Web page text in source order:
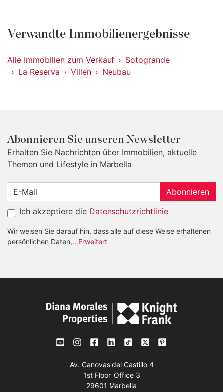
Verwandte Immobilienergebnisse
Alle Immobilien zum Verkauf
Sotogrande
La Reserva
Villen Neubau
Abonnieren Sie unseren Newsletter
Erhalten Sie Nachrichten über Immobilien, aktuelle
Themen und Lifestyle in Marbella
Abonnieren
Ich akzeptiere die Datenschutzrichtlinie
Wir weisen Sie darauf hin, dass alle auf diese Weise erhaltenen
persönlichen Daten,...Erweitert
Av. Canovas del Castillo 4
1st Floor, Office 3
29601 Marbella